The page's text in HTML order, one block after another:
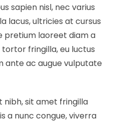
sapien nisl, nec varius
lacus, ultricies at cursus
pretium laoreet diam a
tortor fringilla, eu luctus
ante ac augue vulputate
nibh, sit amet fringilla
a nunc congue, viverra